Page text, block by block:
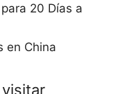
20 Días a
en China
visitar